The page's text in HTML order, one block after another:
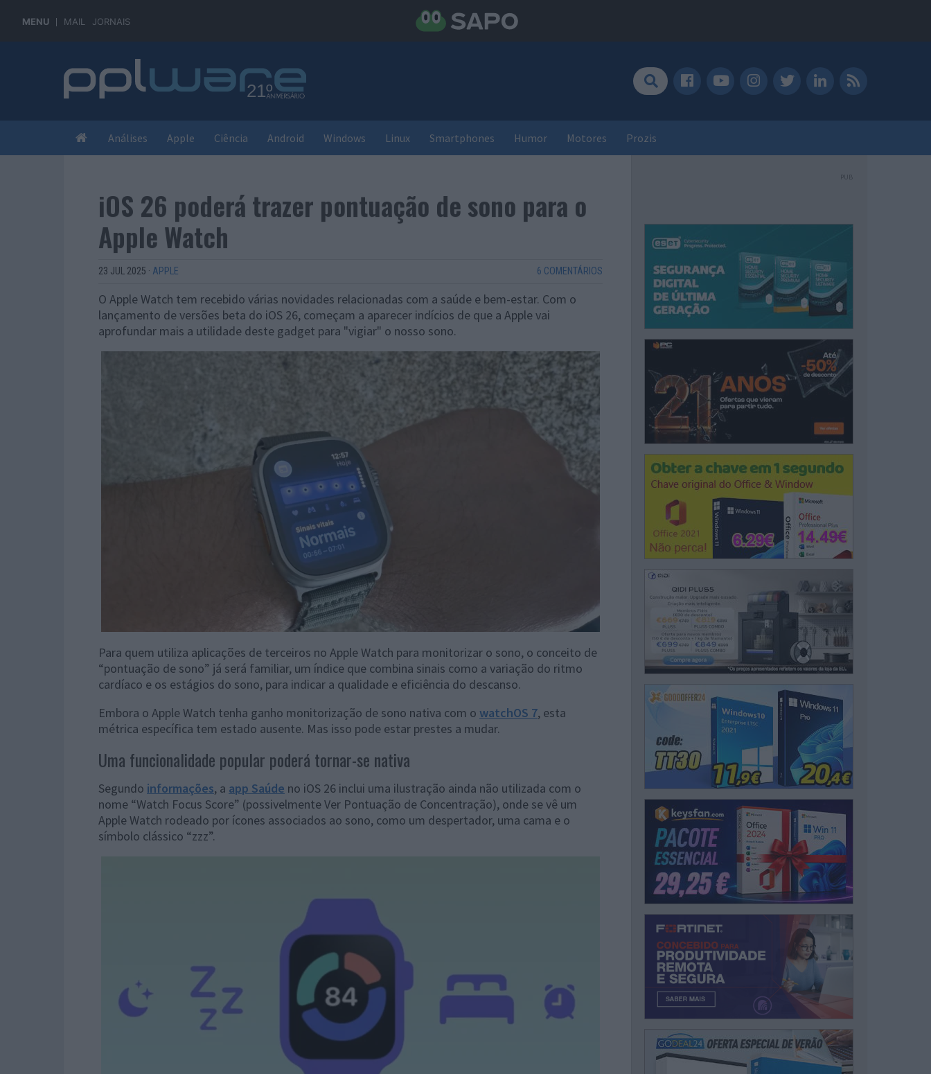
MENU MAIL JORNAIS
Análises Apple Ciência Android Windows Linux Smartphones Humor Motores Prozis
iOS 26 poderá trazer pontuação de sono para o
Apple Watch
23 JUL 2025 · APPLE 6 COMENTÁRIOS
O Apple Watch tem recebido várias novidades relacionadas com a saúde e bem-estar. Com o
lançamento de versões beta do iOS 26, começam a aparecer indícios de que a Apple vai
aprofundar mais a utilidade deste gadget para "vigiar" o nosso sono.
Para quem utiliza aplicações de terceiros no Apple Watch para monitorizar o sono, o conceito de
“pontuação de sono” já será familiar, um índice que combina sinais como a variação do ritmo
cardíaco e os estágios do sono, para indicar a qualidade e eficiência do descanso.
Embora o Apple Watch tenha ganho monitorização de sono nativa com o watchOS 7, esta
métrica específica tem estado ausente. Mas isso pode estar prestes a mudar.
Uma funcionalidade popular poderá tornar-se nativa
Segundo informações, a app Saúde no iOS 26 inclui uma ilustração ainda não utilizada com o
nome “Watch Focus Score” (possivelmente Ver Pontuação de Concentração), onde se vê um
Apple Watch rodeado por ícones associados ao sono, como um despertador, uma cama e o
símbolo clássico “zzz”.
PUB